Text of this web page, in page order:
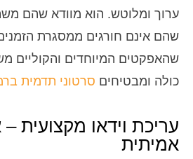
ערוך ומלוטש. הוא מוודא שהם
שהם אינם חורגים ממסגרת
שהאפקטים המיוחדים והקוליים
כולה ומבטיחים סרטוני תדמית
עריכת וידאו מקצועית –
אמיתית